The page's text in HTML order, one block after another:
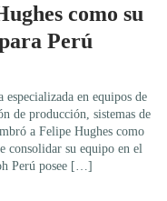
como su
Perú
en equipos de
de producción, sistemas de
a Felipe Hughes como
consolidar su equipo en el
Perú posee […]